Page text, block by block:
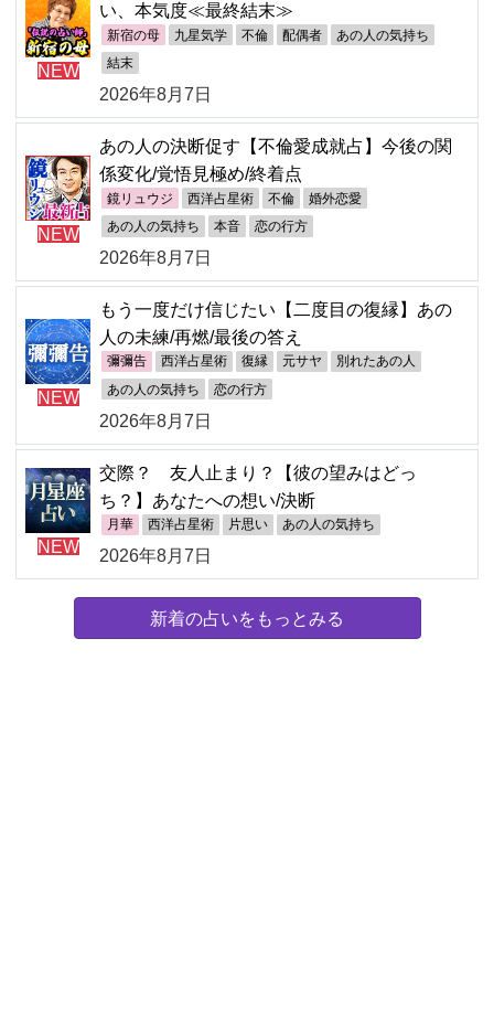
NEW
い、本気度≪最終結末≫
新宿の母 九星気学 不倫 配偶者 あの人の気持ち
結末
2026年8月7日
NEW
あの人の決断促す【不倫愛成就占】今後の関
係変化/覚悟見極め/終着点
鏡リュウジ 西洋占星術 不倫 婚外恋愛
あの人の気持ち 本音 恋の行方
2026年8月7日
NEW
もう一度だけ信じたい【二度目の復縁】あの
人の未練/再燃/最後の答え
彌彌告 西洋占星術 復縁 元サヤ 別れたあの人
あの人の気持ち 恋の行方
2026年8月7日
NEW
交際？ 友人止まり？【彼の望みはどっ
ち？】あなたへの想い/決断
月華 西洋占星術 片思い あの人の気持ち
2026年8月7日
新着の占いをもっとみる